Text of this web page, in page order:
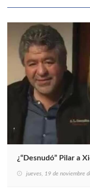
¿“Desnudó” Pilar a
jueves, 19 de noviembre